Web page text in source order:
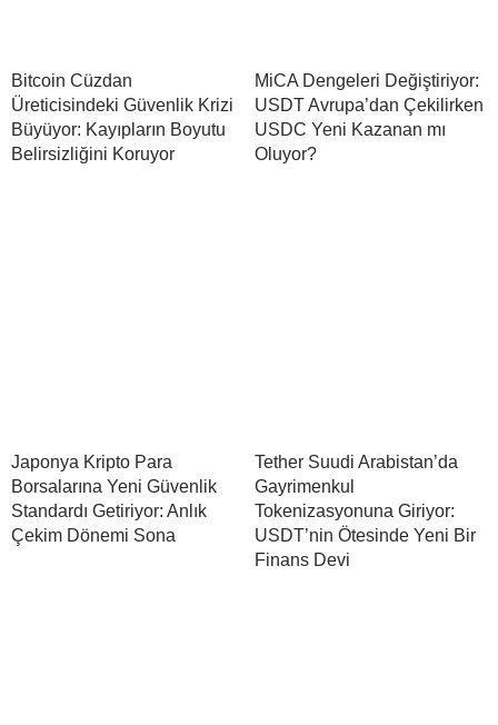
Bitcoin Cüzdan
Üreticisindeki Güvenlik Krizi
Büyüyor: Kayıpların Boyutu
Belirsizliğini Koruyor
MiCA Dengeleri Değiştiriyor:
USDT Avrupa’dan Çekilirken
USDC Yeni Kazanan mı
Oluyor?
Japonya Kripto Para
Borsalarına Yeni Güvenlik
Standardı Getiriyor: Anlık
Çekim Dönemi Sona
Tether Suudi Arabistan’da
Gayrimenkul
Tokenizasyonuna Giriyor:
USDT’nin Ötesinde Yeni Bir
Finans Devi